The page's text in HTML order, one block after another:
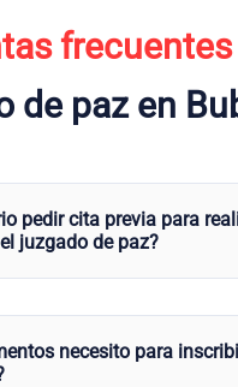
frecuentes
de paz en
pedir cita previa para
juzgado de paz?
necesito para